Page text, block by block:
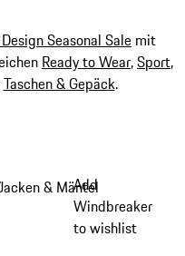
Seasonal Sale mit
Ready to Wear,Sport,
Taschen & Gepäck.
& Mäntel
Add
Windbreaker
to wishlist